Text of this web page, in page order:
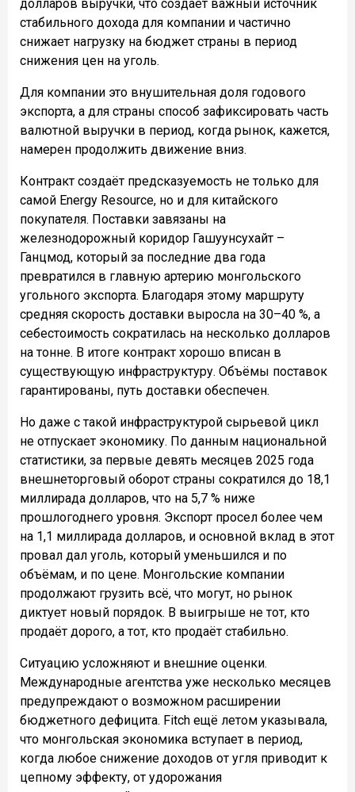
долларов выручки, что создаёт важный источник
стабильного дохода для компании и частично
снижает нагрузку на бюджет страны в период
снижения цен на уголь.
Для компании это внушительная доля годового
экспорта, а для страны способ зафиксировать часть
валютной выручки в период, когда рынок, кажется,
намерен продолжить движение вниз.
Контракт создаёт предсказуемость не только для
самой Energy Resource, но и для китайского
покупателя. Поставки завязаны на
железнодорожный коридор Гашуунсухайт –
Ганцмод, который за последние два года
превратился в главную артерию монгольского
угольного экспорта. Благодаря этому маршруту
средняя скорость доставки выросла на 30–40 %, а
себестоимость сократилась на несколько долларов
на тонне. В итоге контракт хорошо вписан в
существующую инфраструктуру. Объёмы поставок
гарантированы, путь доставки обеспечен.
Но даже с такой инфраструктурой сырьевой цикл
не отпускает экономику. По данным национальной
статистики, за первые девять месяцев 2025 года
внешнеторговый оборот страны сократился до 18,1
миллирада долларов, что на 5,7 % ниже
прошлогоднего уровня. Экспорт просел более чем
на 1,1 миллирада долларов, и основной вклад в этот
провал дал уголь, который уменьшился и по
объёмам, и по цене. Монгольские компании
продолжают грузить всё, что могут, но рынок
диктует новый порядок. В выигрыше не тот, кто
продаёт дорого, а тот, кто продаёт стабильно.
Ситуацию усложняют и внешние оценки.
Международные агентства уже несколько месяцев
предупреждают о возможном расширении
бюджетного дефицита. Fitch ещё летом указывала,
что монгольская экономика вступает в период,
когда любое снижение доходов от угля приводит к
цепному эффекту, от удорожания